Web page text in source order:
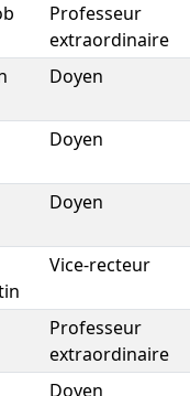
Professeur
extraordinaire
Doyen
Doyen
Doyen
Vice-recteur
Professeur
extraordinaire
Doyen